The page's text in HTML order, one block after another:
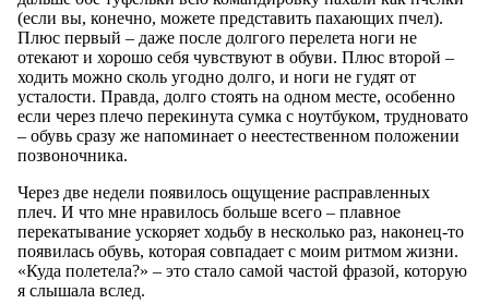
(если вы, конечно, можете представить пахающих пчел).
Плюс первый – даже после долгого перелета ноги не
отекают и хорошо себя чувствуют в обуви. Плюс второй –
ходить можно сколь угодно долго, и ноги не гудят от
усталости. Правда, долго стоять на одном месте, особенно
если через плечо перекинута сумка с ноутбуком, трудновато
– обувь сразу же напоминает о неестественном положении
позвоночника.
Через две недели появилось ощущение расправленных
плеч. И что мне нравилось больше всего – плавное
перекатывание ускоряет ходьбу в несколько раз, наконец-то
появилась обувь, которая совпадает с моим ритмом жизни.
«Куда полетела?» – это стало самой частой фразой, которую
я слышала вслед.